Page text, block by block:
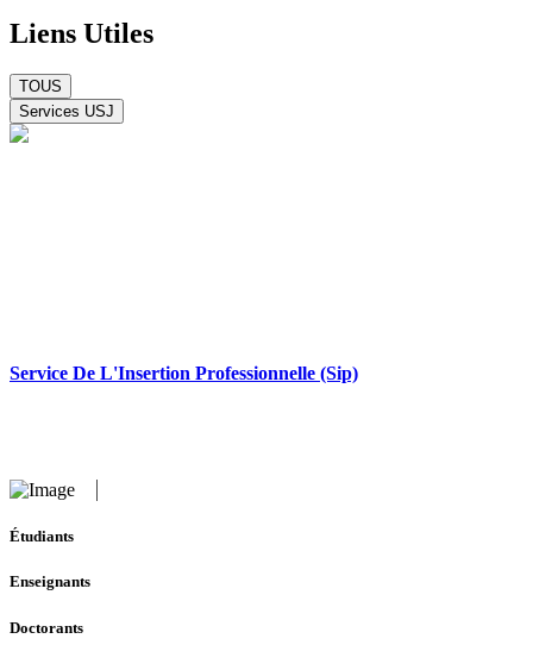
Liens Utiles
TOUS
Services USJ
Service De L'Insertion Professionnelle (Sip)
Étudiants
Enseignants
Doctorants